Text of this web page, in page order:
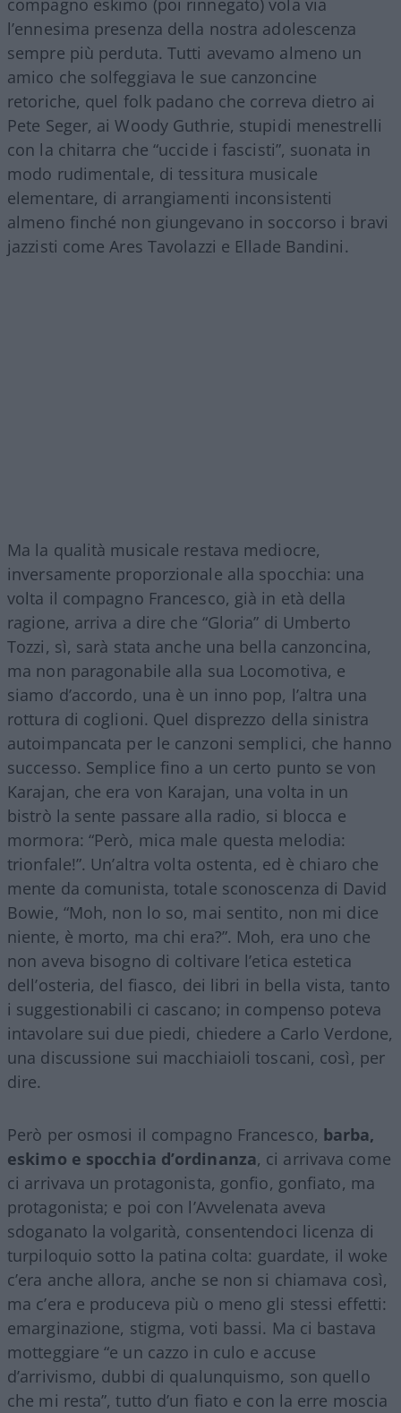
compagno eskimo (poi rinnegato) vola via
l’ennesima presenza della nostra adolescenza
sempre più perduta. Tutti avevamo almeno un
amico che solfeggiava le sue canzoncine
retoriche, quel folk padano che correva dietro ai
Pete Seger, ai Woody Guthrie, stupidi menestrelli
con la chitarra che “uccide i fascisti”, suonata in
modo rudimentale, di tessitura musicale
elementare, di arrangiamenti inconsistenti
almeno finché non giungevano in soccorso i bravi
jazzisti come Ares Tavolazzi e Ellade Bandini.
Ma la qualità musicale restava mediocre,
inversamente proporzionale alla spocchia: una
volta il compagno Francesco, già in età della
ragione, arriva a dire che “Gloria” di Umberto
Tozzi, sì, sarà stata anche una bella canzoncina,
ma non paragonabile alla sua Locomotiva, e
siamo d’accordo, una è un inno pop, l’altra una
rottura di coglioni. Quel disprezzo della sinistra
autoimpancata per le canzoni semplici, che hanno
successo. Semplice fino a un certo punto se von
Karajan, che era von Karajan, una volta in un
bistrò la sente passare alla radio, si blocca e
mormora: “Però, mica male questa melodia:
trionfale!”. Un’altra volta ostenta, ed è chiaro che
mente da comunista, totale sconoscenza di David
Bowie, “Moh, non lo so, mai sentito, non mi dice
niente, è morto, ma chi era?”. Moh, era uno che
non aveva bisogno di coltivare l’etica estetica
dell’osteria, del fiasco, dei libri in bella vista, tanto
i suggestionabili ci cascano; in compenso poteva
intavolare sui due piedi, chiedere a Carlo Verdone,
una discussione sui macchiaioli toscani, così, per
dire.
Però per osmosi il compagno Francesco, barba,
eskimo e spocchia d’ordinanza, ci arrivava come
ci arrivava un protagonista, gonfio, gonfiato, ma
protagonista; e poi con l’Avvelenata aveva
sdoganato la volgarità, consentendoci licenza di
turpiloquio sotto la patina colta: guardate, il woke
c’era anche allora, anche se non si chiamava così,
ma c’era e produceva più o meno gli stessi effetti:
emarginazione, stigma, voti bassi. Ma ci bastava
motteggiare “e un cazzo in culo e accuse
d’arrivismo, dubbi di qualunquismo, son quello
che mi resta”, tutto d’un fiato e con la erre moscia